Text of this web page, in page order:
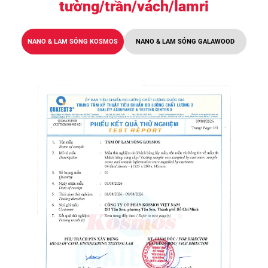
tường/trần/vách/lamri
NANO & LAM SÓNG KOSMOS NANO & LAM SÓNG GALAWOOD